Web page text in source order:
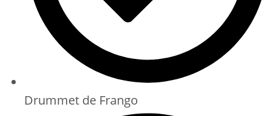
Drummet de Frango